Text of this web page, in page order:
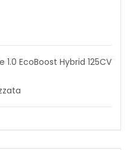
EcoBoost Hybrid 125CV